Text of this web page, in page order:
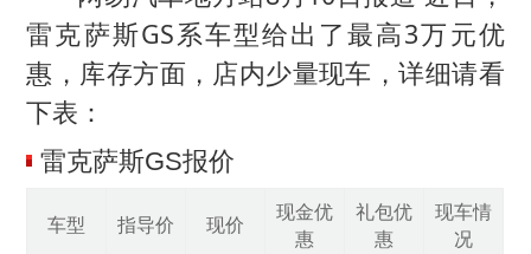
雷克萨斯GS系车型给出了最高3万元优
惠，库存方面，店内少量现车，详细请看
下表：
雷克萨斯GS报价
车型 指导价 现价
现金优
惠
礼包优
惠
现车情
况